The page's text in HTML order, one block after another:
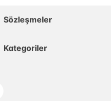
Sözleşmeler
Kategoriler